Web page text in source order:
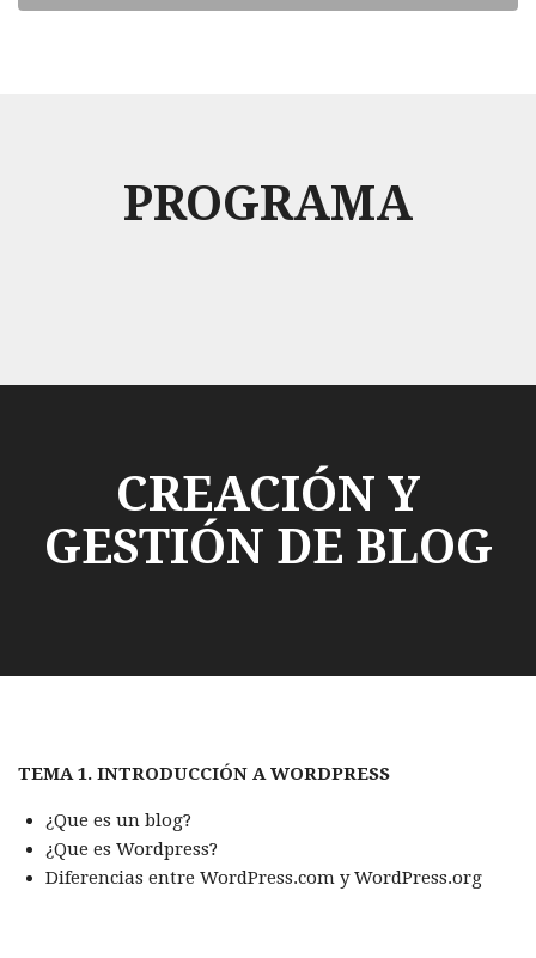
PROGRAMA
CREACIÓN Y
GESTIÓN DE BLOG
TEMA 1. INTRODUCCIÓN A WORDPRESS
¿Que es un blog?
¿Que es Wordpress?
Diferencias entre WordPress.com y WordPress.org